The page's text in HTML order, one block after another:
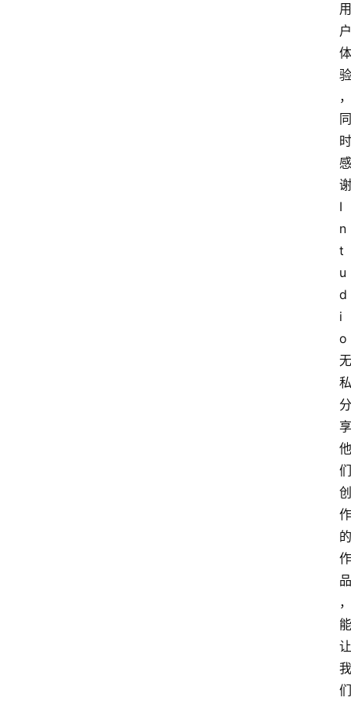
用
户
体
验
，
同
时
感
谢
I
n
t
u
d
i
o
无
私
分
享
他
们
创
作
的
作
品
，
能
让
我
们